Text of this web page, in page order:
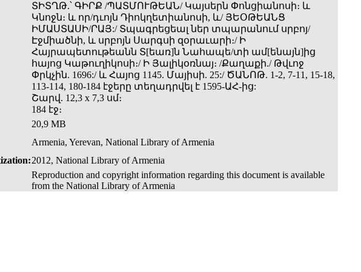
ՏԻՏՂԹ.՝ ԳԻՐՔ /ՊԱՏՄՈՒԹԵԱՆ/ Կայսերն Փոնցիանոսի։ և
Կնոջն։ և որ/դւոյն Դիոկղետիանոսի, և/ ՅԵՕԹԵԱՆՑ
ԻՄԱՍՏԱՍԻ/ՐԱՅ:/ Տպագրեցեալ ներ տպարանում սրբոյ/
Էջմիածնի, և սրբոյն Սարգսի զօրաւարի։/ Ի
Հայրապետութեանն Տ[եառ]ն Նահապե/տի ամ[ենայն]ից
հայոց Կաթուղիկոսի։/ Ի Յալիկօռնայ։ /Քաղաքի./ Թվւոջ
Փրկչին. 1696:/ և Հայոց 1145. Մայիսի. 25:/ ԾԱՆՈԹ. 1-2, 7-11, 15-18,
113-114, 180-184 էջերը տեղադրվել է 1595-ԱՀ-ից:
Շարվ. 12,3 x 7,3 սմ։
184 էջ։
20,9 MB
Armenia, Yerevan, National Library of Armenia
2012, National Library of Armenia
Reproduction and copyright information regarding this document is available
from the National Library of Armenia